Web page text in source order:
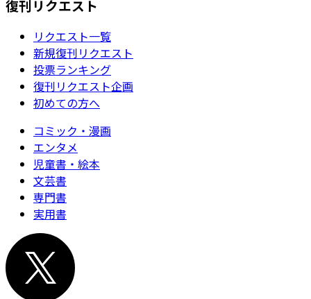
復刊リクエスト
リクエスト一覧
新規復刊リクエスト
投票ランキング
復刊リクエスト企画
初めての方へ
コミック・漫画
エンタメ
児童書・絵本
文芸書
専門書
実用書